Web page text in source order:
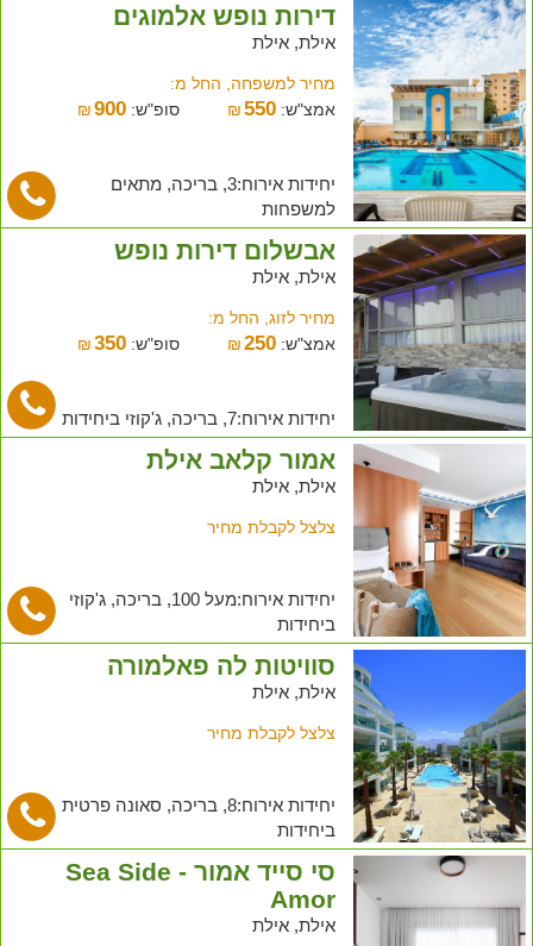
דירות נופש אלמוגים
אילת, אילת
מחיר למשפחה, החל מ:
אמצ"ש:
₪550 סופ"ש: ₪ 900
יחידות אירוח:3, בריכה, מתאים
למשפחות
אבשלום דירות נופש
אילת, אילת
מחיר לזוג, החל מ:
אמצ"ש:
₪250 סופ"ש: ₪ 350
יחידות אירוח:7, בריכה, ג'קוזי ביחידות
אמור קלאב אילת
אילת, אילת
צלצל לקבלת מחיר
יחידות אירוח:מעל 100, בריכה, ג'קוזי
ביחידות
סוויטות לה פאלמורה
אילת, אילת
צלצל לקבלת מחיר
יחידות אירוח:8, בריכה, סאונה פרטית
ביחידות
סי סייד אמור - Sea Side
Amor
אילת, אילת